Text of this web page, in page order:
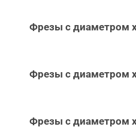
Фрезы с диаметром
Фрезы с диаметром
Фрезы с диаметром